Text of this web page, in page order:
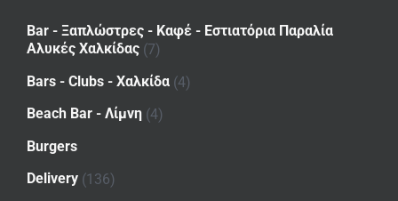
Bar - Ξαπλώστρες - Καφέ - Εστιατόρια Παραλία
Αλυκές Χαλκίδας (7)
Bars - Clubs - Χαλκίδα (4)
Beach Bar - Λίμνη (4)
Burgers
Delivery (136)